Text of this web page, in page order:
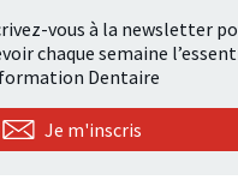
vous à la newsletter
chaque semaine
Dentaire
Je m'inscris